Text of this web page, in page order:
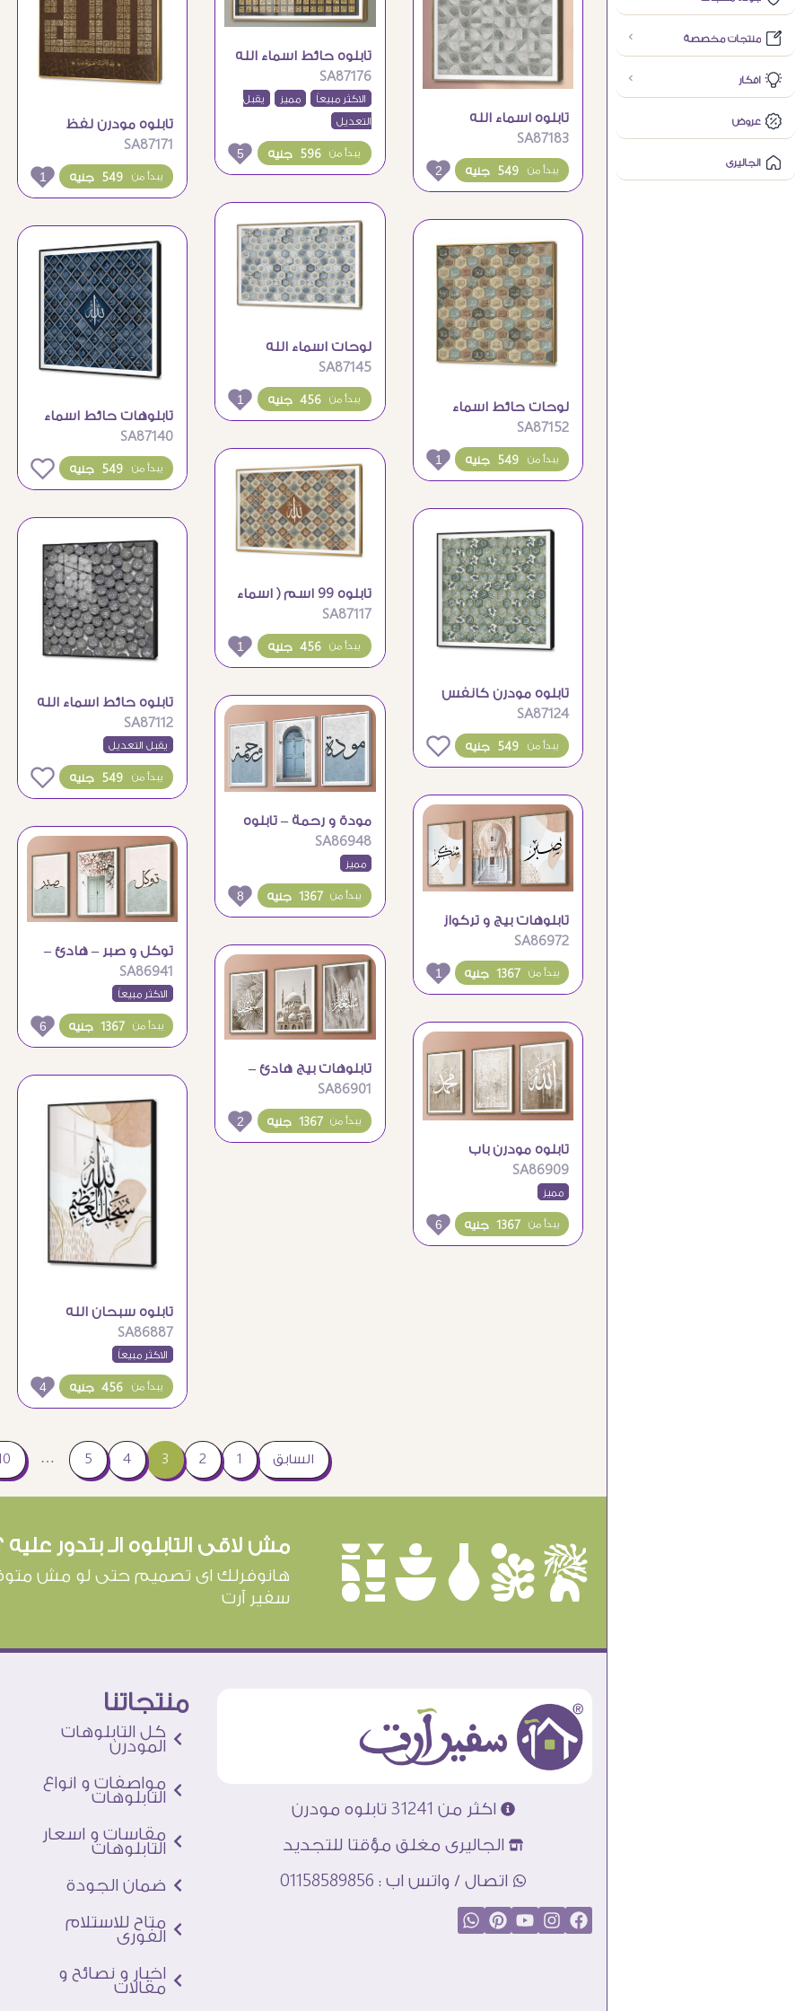
منتجات مخصصة
افكار
عروض
الجاليرى
تابلوه اسماء الله
الحسنى بتصميم فنى
مميز
SA87183
549 جنيه يبدأ من 2
تابلوه حائط اسماء الله
الحسنى كاملة – بنى و
ذهبى
SA87176
الاكثر مبيعاً مميز
يقبل
التعديل
596 جنيه يبدأ من 5
تابلوه مودرن لفظ
الجلاله و اسماء الله
الحسنى خط كوفى
SA87171
549 جنيه يبدأ من 1
لوحات حائط اسماء
الله الحسنى رمادى و
بيج
SA87152
549 جنيه يبدأ من 1
لوحات اسماء الله
الحسنى مع زخارف
نباتية
SA87145
456 جنيه يبدأ من 1
تابلوهات حائط اسماء
الله الحسنى ازرق داكن
SA87140
549 جنيه يبدأ من
تابلوه مودرن كانفس
اسماء الله الحسنى
اخضر و ذهبى
SA87124
549 جنيه يبدأ من
تابلوه 99 اسم ( اسماء
الله )
SA87117
456 جنيه يبدأ من 1
تابلوه حائط اسماء الله
الحسنى ابيض و رمادى
SA87112
يقبل التعديل
549 جنيه يبدأ من
تابلوهات بيج و تركواز
اسلامى مودرن
SA86972
1367 جنيه يبدأ من 1
مودة و رحمة – تابلوه
هادئ و بسيط
SA86948
مميز
1367 جنيه يبدأ من 8
توكل و صبر – هادئ –
تابلوه مودرن Boho
SA86941
الاكثر مبيعاً
1367 جنيه يبدأ من 6
تابلوه مودرن باب
الكعبة و لفظ الجلالة
SA86909
مميز
1367 جنيه يبدأ من 6
تابلوهات بيج هادئ –
اذكار اسلامية
SA86901
1367 جنيه يبدأ من 2
تابلوه سبحان الله
العظيم
SA86887
الاكثر مبيعاً
456 جنيه يبدأ من 4
السابق 1
2
3
4
5
…
èûôçê مش لاقى التابلوه الـ بتدور عليه
هانوفرلك اى تصميم حتى لو مش
سفير آرت
اكثر من 31241 تابلوه مودرن
الجاليرى مغلق مؤقتا للتجديد
اتصال / واتس اب : 01158589856
منتجاتنا
كل التابلوهات
المودرن
مواصفات و انواع
التابلوهات
مقاسات و اسعار
التابلوهات
ضمان الجودة
متاح للاستلام
الفورى
اخبار و نصائح و
مقالات